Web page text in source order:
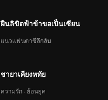
Episode 6(Part 2):
Team Wipe Crisis? 50
"Magic Pill" Hunters
Revival Match! Cute
Girl Welds and
ฝืนลิขิตฟ้าข้าขอเป็นเซียน
แนวแฟนตาซีลึกลับ
ชายาเคียงหทัย
ความรัก · ย้อนยุค